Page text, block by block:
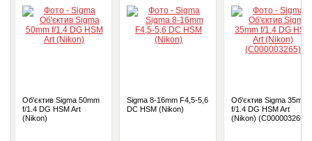
Об'єктив Sigma 50mm
f/1.4 DG HSM Art
(Nikon)
Sigma 8-16mm F4,5-5,6
DC HSM (Nikon)
Об'єктив Sigma 35mm
f/1.4 DG HSM Art
(Nikon) (С000003265)